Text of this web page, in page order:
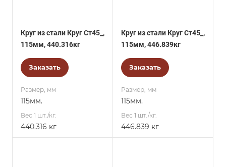
Круг из стали Круг Ст45_,
115мм, 440.316кг
Заказать
Размер, мм
115мм.
Вес 1 шт./кг.
440.316 кг
Круг из стали Круг Ст45_,
115мм, 446.839кг
Заказать
Размер, мм
115мм.
Вес 1 шт./кг.
446.839 кг